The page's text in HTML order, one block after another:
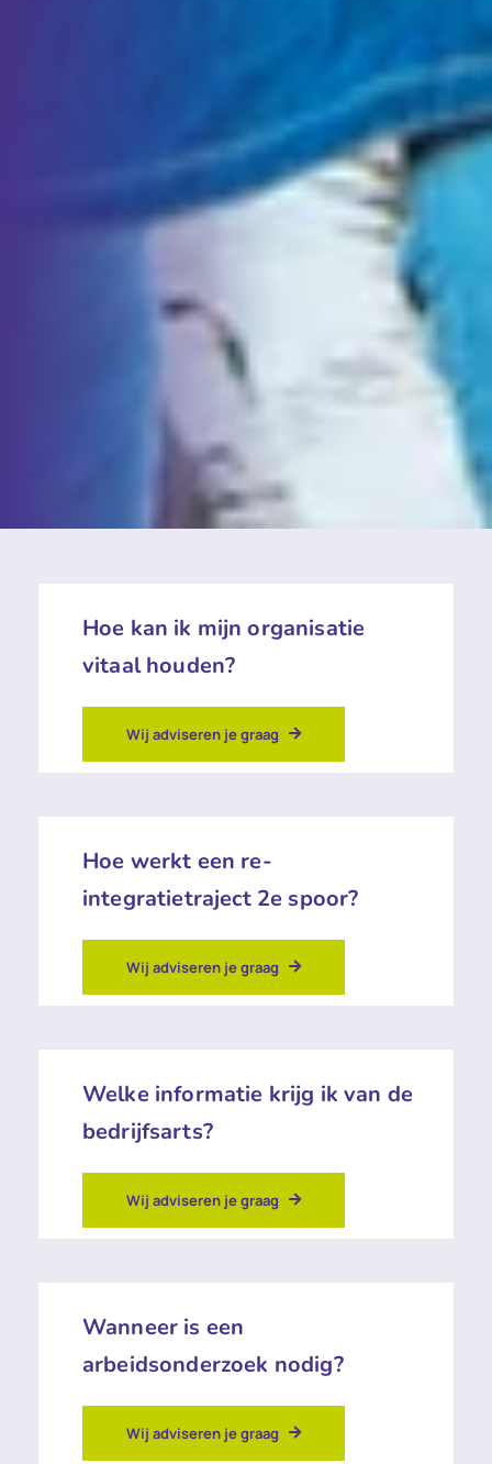
Hoe kan ik mijn organisatie
vitaal houden?
Wij adviseren je graag
Hoe werkt een re-
integratietraject 2e spoor?
Wij adviseren je graag
Welke informatie krijg ik van de
bedrijfsarts?
Wij adviseren je graag
Wanneer is een
arbeidsonderzoek nodig?
Wij adviseren je graag